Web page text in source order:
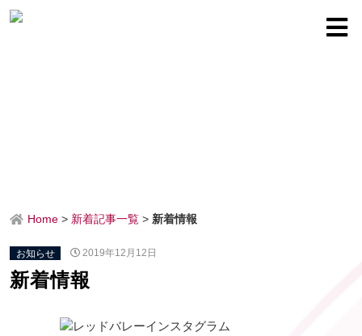
Home > 新着記事一覧 > 新着情報
お知らせ 2019年12月12日
新着情報